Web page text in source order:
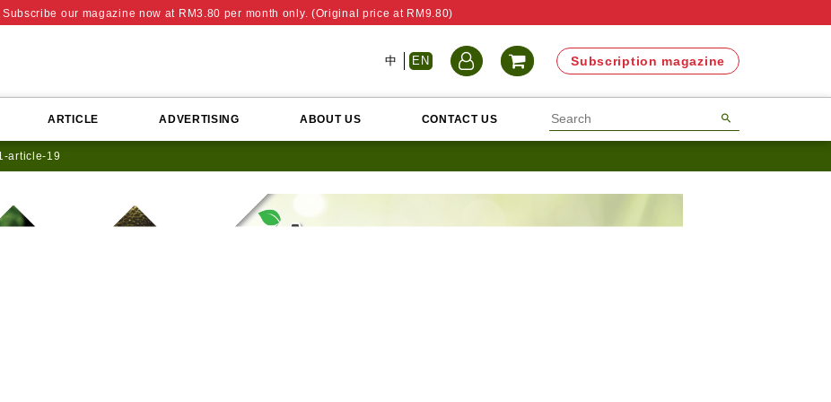
Subscribe our magazine now at RM3.80 per month only. (Original price at RM9.80)
中 EN Subscription magazine
ARTICLE ADVERTISING ABOUT US CONTACT US
article-19